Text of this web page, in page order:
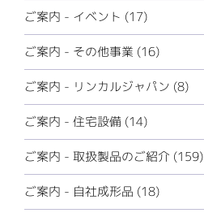
ご案内 - イベント (17)
ご案内 - その他事業 (16)
ご案内 - リンカルジャパン (8)
ご案内 - 住宅設備 (14)
ご案内 - 取扱製品のご紹介 (159)
ご案内 - 自社成形品 (18)